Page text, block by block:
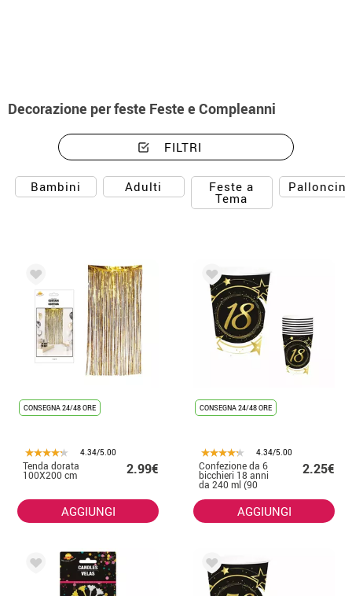
Decorazione per feste Feste e Compleanni
FILTRI
Bambini Adulti Feste a
Tema
Palloncini
CONSEGNA 24/48 ORE
4.34/5.00
Tenda dorata
100X200 cm 2.99€
AGGIUNGI
CONSEGNA 24/48 ORE
4.34/5.00
Confezione da 6
bicchieri 18 anni
da 240 ml (90
2.25€
AGGIUNGI